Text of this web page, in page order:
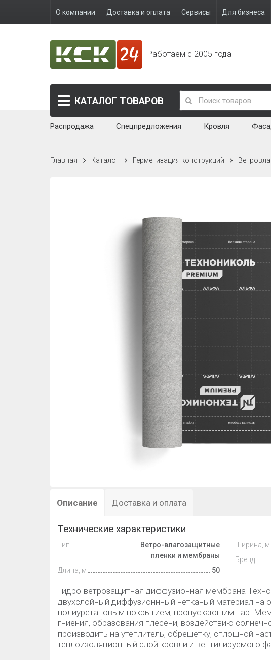
О компании Доставка и оплата Сервисы Для бизнеса
Работаем с 2005 года
КАТАЛОГ ТОВАРОВ
Распродажа Спецпредложения Кровля
Главная Каталог Герметизация конструкций
Описание Доставка и оплата
Технические характеристики
Тип
Ветро-влагозащитные
пленки и мембраны
Длина, м
50
Ширина, м
Бренд
Гидро-ветрозащитная диффузионная мембрана
двухслойный диффузионнный нетканый материал на
полиуретановым покрытием, пропускающим пар.
гниения, образования плесени, воздействию
производить на утеплитель, обрешетку, сплошной
теплоизоляционный слой кровли и вентилируемого